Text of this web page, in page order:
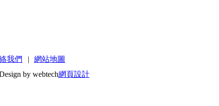
我們 |
網站地圖
by webtech網頁設計